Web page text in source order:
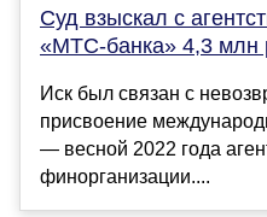
Суд взыскал с
«МТС-банка» 4,3 млн
Иск был связан с
присвоение
— весной 2022 года
финорганизации....